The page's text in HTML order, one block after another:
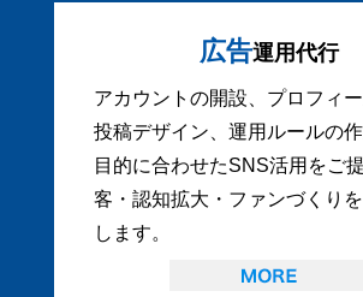
広告運用代行
アカウントの開設、プロフィー
投稿デザイン、運用ルールの作
目的に合わせたSNS活用をご
客・認知拡大・ファンづくり
します。